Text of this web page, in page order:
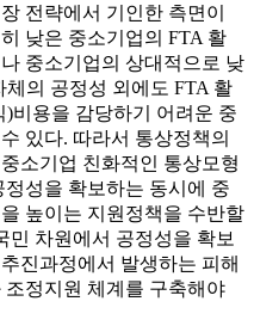
전략에서 기인한 측면이
낮은 중소기업의 FTA 활
중소기업의 상대적으로 낮
의 공정성 외에도 FTA 활
비용을 감당하기 어려운 중
있다. 따라서 통상정책의
소기업 친화적인 통상모형
성을 확보하는 동시에 중
높이는 지원정책을 수반할
민 차원에서 공정성을 확보
진과정에서 발생하는 피해
정지원 체계를 구축해야